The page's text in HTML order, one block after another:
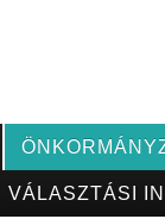
VÁLASZTÁSI